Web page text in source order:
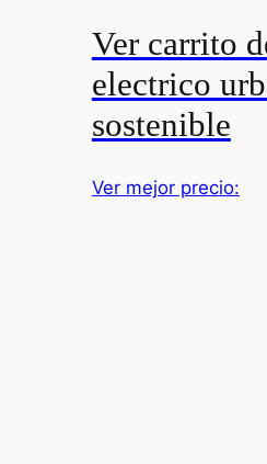
Ver carrito
electrico
sostenible
Ver mejor precio: